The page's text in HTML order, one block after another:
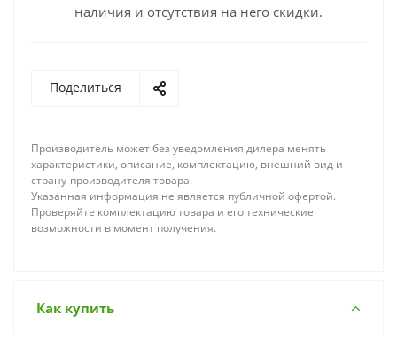
наличия и отсутствия на него скидки.
Поделиться
Производитель может без уведомления дилера менять
характеристики, описание, комплектацию, внешний вид и
страну-производителя товара.
Указанная информация не является публичной офертой.
Проверяйте комплектацию товара и его технические
возможности в момент получения.
Как купить